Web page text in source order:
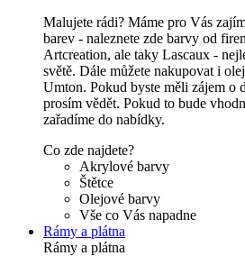
Malujete rádi? Máme pro Vás
barev - naleznete zde barvy od
Artcreation, ale taky Lascaux -
světě. Dále můžete nakupovat i
Umton. Pokud byste měli zájem o
prosím vědět. Pokud to bude
zařadíme do nabídky.
Co zde najdete?
Akrylové barvy
Štětce
Olejové barvy
Vše co Vás napadne
Rámy a plátna
Rámy a plátna